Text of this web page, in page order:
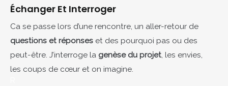
Échanger Et Interroger
Ca se passe lors d’une rencontre, un aller-retour de
questions et réponses et des pourquoi pas ou des
peut-être. J’interroge la genèse du projet, les envies,
les coups de cœur et on imagine.